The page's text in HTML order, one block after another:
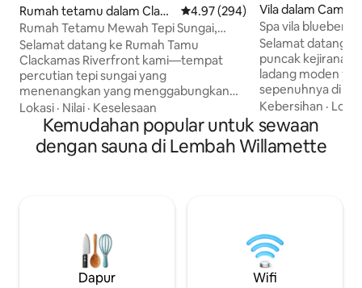
Rumah tetamu dalam Clack
amas
Penarafan purata 4.97 daripada
4.97 (294)
Rumah Tetamu Mewah Tepi Sungai,
Sauna & Tab Mandi Air Panas.
Selamat datang ke Rumah Tamu
Clackamas Riverfront kami—tempat
percutian tepi sungai yang
menenangkan yang menggabungkan
pesona desa dan keselesaan moden.
Bersantai di tab mandi air panas dan
sauna persendirian anda, bersantai di
tepi pendiangan, dan nikmati
untuk membantu dengan trafik biasa
semasa waktu perjalanan di jalan indah
kami. Rumah tetamu bersambung tetapi
Lokasi · Nilai · Keselesaan
Vila dalam Camas
Spa vila
dipanaskan
Selamat datang,
puncak kejiranan
ladang moden
sepenuhnya di 1
pokok.
mandi air panas,
dan tempat makan. Halaman
taman, kebun
di tengah-tengah
ke pusat bandar,
tempatan, pantai
Kebersihan ·
Kemudahan popular untuk sewaan
dengan sauna di Lembah Willamette
Dapur Wifi